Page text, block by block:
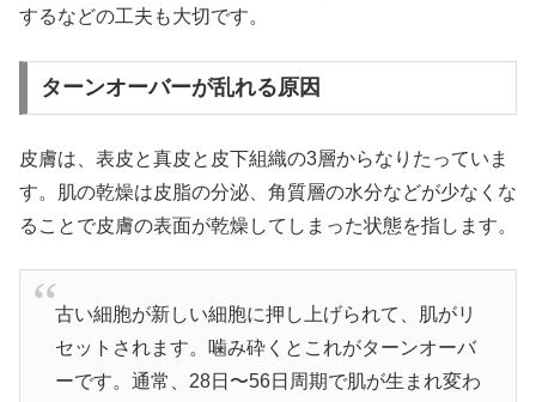
するなどの工夫も大切です。
ターンオーバーが乱れる原因
皮膚は、表皮と真皮と皮下組織の3層からなりたっていま
す。肌の乾燥は皮脂の分泌、角質層の水分などが少なくな
ることで皮膚の表面が乾燥してしまった状態を指します。
古い細胞が新しい細胞に押し上げられて、肌がリ
セットされます。噛み砕くとこれがターンオーバ
ーです。通常、28日〜56日周期で肌が生まれ変わ